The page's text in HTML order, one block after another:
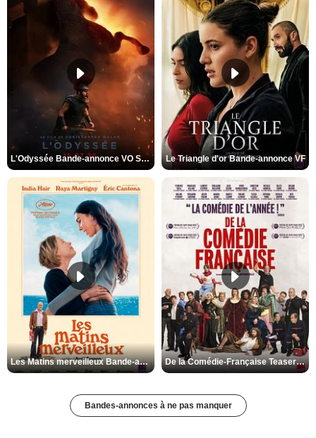
L'Odyssée Bande-annonce VO STFR Le Triangle d'or Bande-annonce VF
Les Matins merveilleux Bande-annonce VF De la Comédie-Française Teaser VF
Bandes-annonces à ne pas manquer